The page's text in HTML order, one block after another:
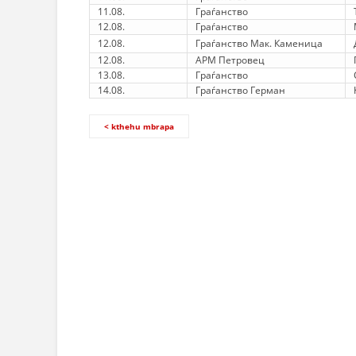
11.08.
Граѓанство
12.08.
Граѓанство
12.08.
Граѓанство Мак. Каменица
12.08.
АРМ Петровец
13.08.
Граѓанство
14.08.
Граѓанство Герман
< kthehu mbrapa